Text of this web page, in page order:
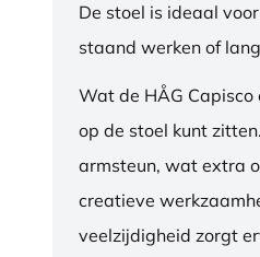
De stoel is ideaal
staand werken of
Wat de HÅG Capisco
op de stoel kunt
armsteun, wat extra
creatieve
veelzijdigheid zorgt